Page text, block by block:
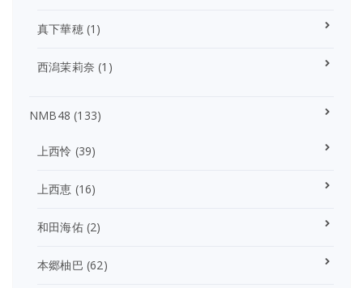
真下華穂(1)
西潟茉莉奈 (1)
NMB48 (133)
上西怜 (39)
上西恵 (16)
和田海佑(2)
本郷柚巴 (62)